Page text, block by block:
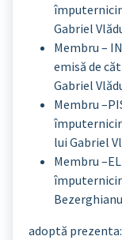
Gabriel
Membru –
emisă de
Gabriel
Membru
lui Gabriel
Membru
adoptă prezenta: